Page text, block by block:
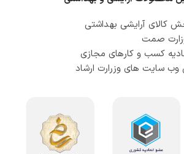
کالای آرایشی بهداشتی
وزارت صمت
کسب و کارهای مجازی
وب سایت های وزرارت ارشاد